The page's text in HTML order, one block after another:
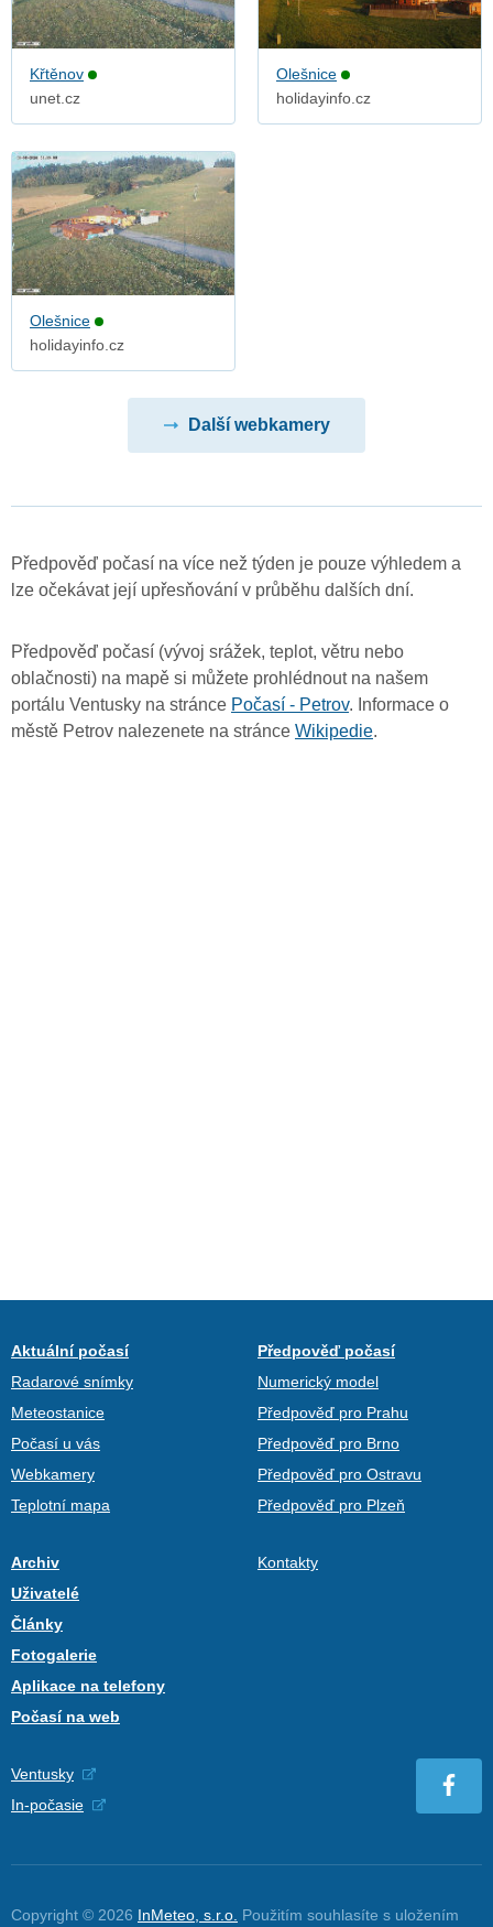
Křtěnov
unet.cz
Olešnice
holidayinfo.cz
Olešnice
holidayinfo.cz
Další webkamery
Předpověď počasí na více než týden je pouze výhledem a
lze očekávat její upřesňování v průběhu dalších dní.
Předpověď počasí (vývoj srážek, teplot, větru nebo
oblačnosti) na mapě si můžete prohlédnout na našem
portálu Ventusky na stránce Počasí - Petrov. Informace o
městě Petrov nalezenete na stránce Wikipedie.
Aktuální počasí
Radarové snímky
Meteostanice
Počasí u vás
Webkamery
Teplotní mapa
Předpověď počasí
Numerický model
Předpověď pro Prahu
Předpověď pro Brno
Předpověď pro Ostravu
Předpověď pro Plzeň
Archiv
Uživatelé
Články
Fotogalerie
Aplikace na telefony
Počasí na web
Kontakty
Ventusky
In-počasie
Copyright © 2026 InMeteo, s.r.o. Použitím souhlasíte s uložením